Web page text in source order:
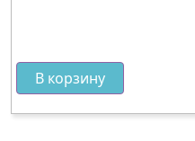
В корзину